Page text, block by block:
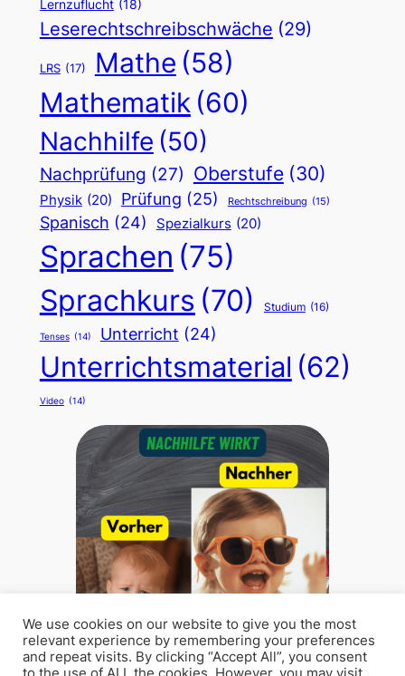
Lernzuflucht (18)
Leserechtschreibschwäche (29)
LRS (17) Mathe (58)
Mathematik (60)
Nachhilfe (50)
Nachprüfung (27) Oberstufe (30)
Physik (20) Prüfung (25) Rechtschreibung (15)
Spanisch (24) Spezialkurs (20)
Sprachen (75)
Sprachkurs (70) Studium (16)
Tenses (14) Unterricht (24)
Unterrichtsmaterial (62)
Video (14)
We use cookies on our website to give you the most
relevant experience by remembering your preferences
and repeat visits. By clicking “Accept All”, you consent